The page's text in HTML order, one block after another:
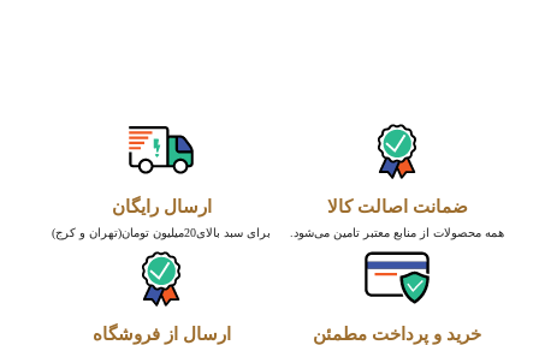
ضمانت اصالت کالا
همه محصولات از منابع معتبر تامین می‌شود.
ارسال رایگان
برای سبد بالای20میلیون تومان(تهران و کرج)
خرید و پرداخت مطمئن ارسال از فروشگاه